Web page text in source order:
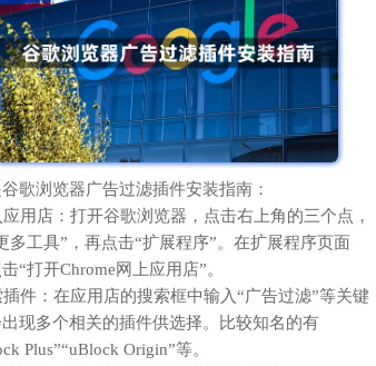
谷歌浏览器广告过滤插件安装指南：
应用店：打开谷歌浏览器，点击右上角的三个点，
多工具”，再点击“扩展程序”。在扩展程序页面
“打开Chrome网上应用店”。
插件：在应用店的搜索框中输入“广告过滤”等关键
现多个相关的插件供选择。比较知名的有
Plus”“uBlock Origin”等。